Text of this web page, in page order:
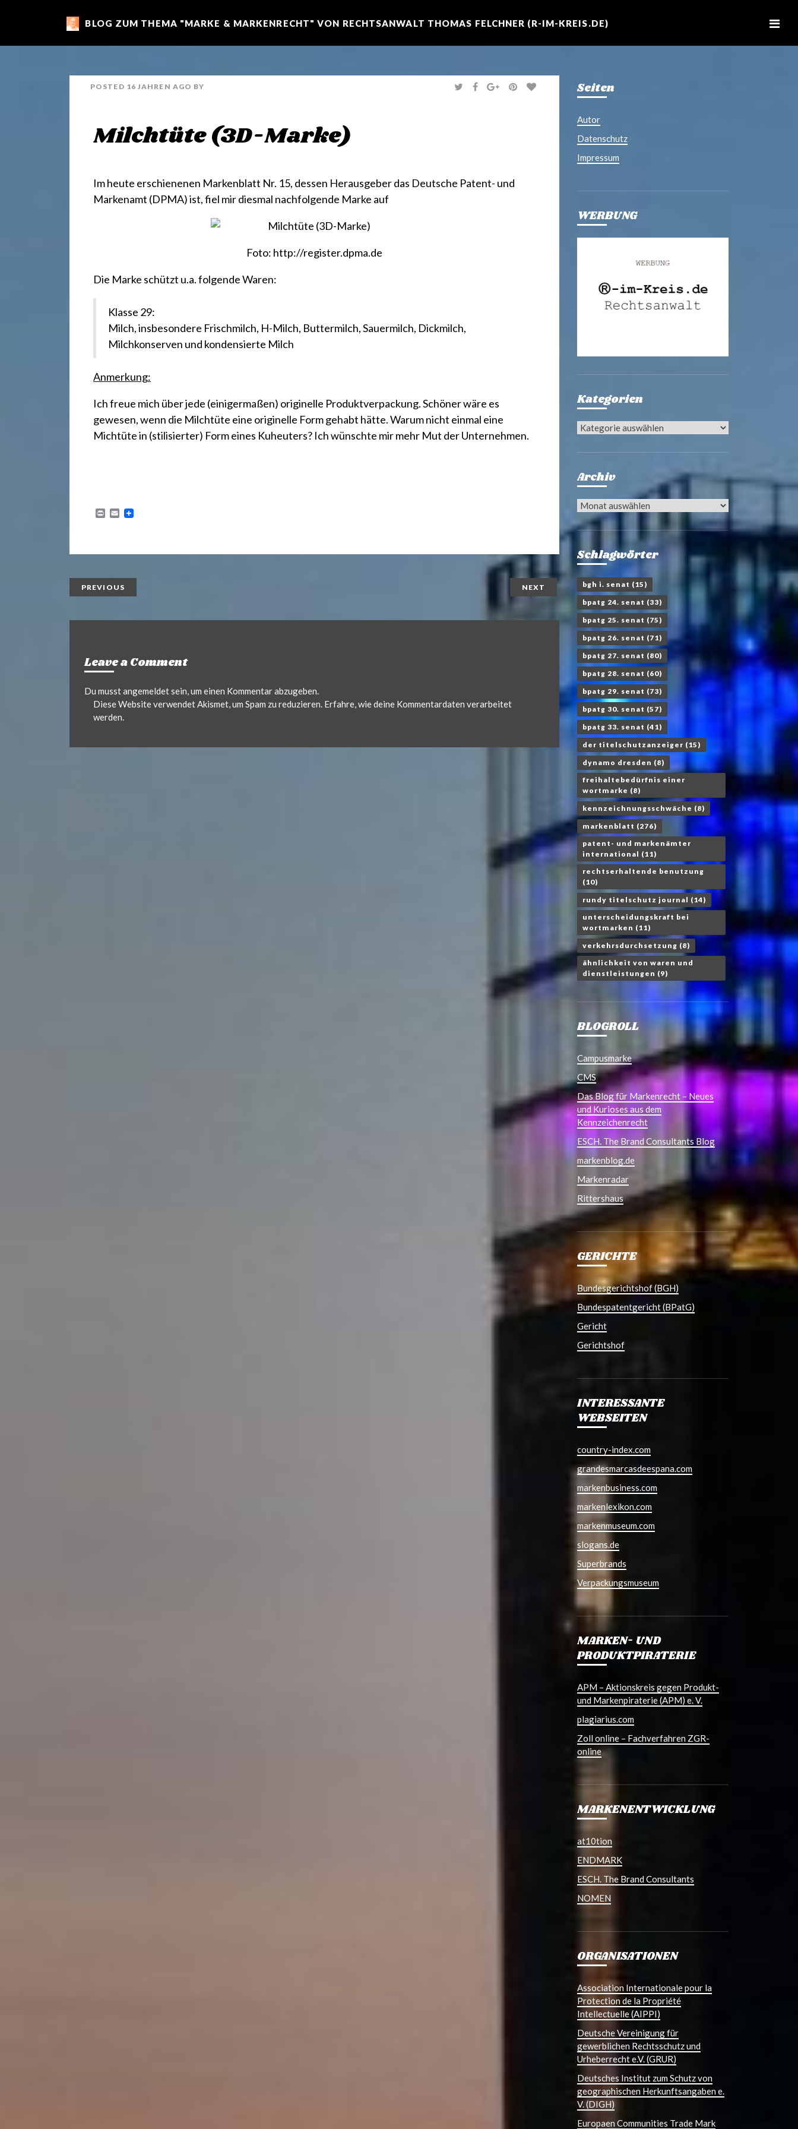
m
a
d
e
BLOG ZUM THEMA "MARKE & MARKENRECHT" VON RECHTSANWALT THOMAS FELCHNER (R-IM-KREIS.DE)
POSTED 16 JAHREN AGO BY
T
W
F
A
G
O
P
I
Milchtüte (3D-Marke)
Im heute erschienenen Markenblatt Nr. 15, dessen Herausgeber das Deutsche Patent- und
Markenamt (DPMA) ist, fiel mir diesmal nachfolgende Marke auf
Foto: http://register.dpma.de
Die Marke schützt u.a. folgende Waren:
Klasse 29:
Milch, insbesondere Frischmilch, H-Milch, Buttermilch, Sauermilch, Dickmilch,
Milchkonserven und kondensierte Milch
Anmerkung:
Ich freue mich über jede (einigermaßen) originelle Produktverpackung. Schöner wäre es
gewesen, wenn die Milchtüte eine originelle Form gehabt hätte. Warum nicht einmal eine
Michtüte in (stilisierter) Form eines Kuheuters? Ich wünschte mir mehr Mut der Unternehmen.
E
PREVIOUS NEXT
Leave a Comment
Du musstangemeldetsein, um einen Kommentar abzugeben.
Diese Website verwendet Akismet, um Spam zu reduzieren. Erfahre, wie deine Kommentardaten verarbeitet
werden.
Seiten
Autor
Datenschutz
Impressum
WERBUNG
Kategorien
Kategorien
Archiv
Archiv
Schlagwörter
bgh i. senat (15)
bpatg 24. senat (33)
bpatg 25. senat (75)
bpatg 26. senat (71)
bpatg 27. senat (80)
bpatg 28. senat (60)
bpatg 29. senat (73)
bpatg 30. senat (57)
bpatg 33. senat (41)
der titelschutzanzeiger (15)
dynamo dresden (8)
freihaltebedürfnis einer
wortmarke (8)
kennzeichnungsschwäche (8)
markenblatt (276)
patent- und markenämter
international (11)
rechtserhaltende benutzung
(10)
rundy titelschutz journal (14)
unterscheidungskraft bei
wortmarken (11)
verkehrsdurchsetzung (8)
ähnlichkeit von waren und
dienstleistungen (9)
BLOGROLL
Campusmarke
CMS
Das Blog für Markenrecht – Neues
und Kurioses aus dem
Kennzeichenrecht
ESCH. The Brand Consultants Blog
markenblog.de
Markenradar
Rittershaus
GERICHTE
Bundesgerichtshof (BGH)
Bundespatentgericht (BPatG)
Gericht
Gerichtshof
INTERESSANTE
WEBSEITEN
country-index.com
grandesmarcasdeespana.com
markenbusiness.com
markenlexikon.com
markenmuseum.com
slogans.de
Superbrands
Verpackungsmuseum
MARKEN- UND
PRODUKTPIRATERIE
APM – Aktionskreis gegen Produkt-
und Markenpiraterie (APM) e. V.
plagiarius.com
Zoll online – Fachverfahren ZGR-
online
MARKENENTWICKLUNG
at10tion
ENDMARK
ESCH. The Brand Consultants
NOMEN
ORGANISATIONEN
Association Internationale pour la
Protection de la Propriété
Intellectuelle (AIPPI)
Deutsche Vereinigung für
gewerblichen Rechtsschutz und
Urheberrecht e.V. (GRUR)
Deutsches Institut zum Schutz von
geographischen Herkunftsangaben e.
V. (DIGH)
Europaen Communities Trade Mark